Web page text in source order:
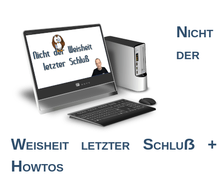
Nicht
der
Weisheit letzter Schluẞ +
Howtos